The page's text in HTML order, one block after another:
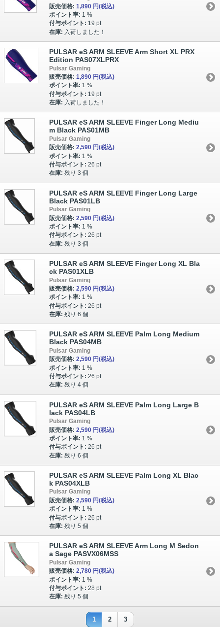
販売価格: 1,890 円(税込)
ポイント率: 1 %
付与ポイント: 19 pt
在庫: 入荷しました！
PULSAR eS ARM SLEEVE Arm Short XL PRX
Edition PAS07XLPRX
Pulsar Gaming
販売価格: 1,890 円(税込)
ポイント率: 1 %
付与ポイント: 19 pt
在庫: 入荷しました！
PULSAR eS ARM SLEEVE Finger Long Mediu
m Black PAS01MB
Pulsar Gaming
販売価格: 2,590 円(税込)
ポイント率: 1 %
付与ポイント: 26 pt
在庫: 残り 3 個
PULSAR eS ARM SLEEVE Finger Long Large
Black PAS01LB
Pulsar Gaming
販売価格: 2,590 円(税込)
ポイント率: 1 %
付与ポイント: 26 pt
在庫: 残り 3 個
PULSAR eS ARM SLEEVE Finger Long XL Bla
ck PAS01XLB
Pulsar Gaming
販売価格: 2,590 円(税込)
ポイント率: 1 %
付与ポイント: 26 pt
在庫: 残り 6 個
PULSAR eS ARM SLEEVE Palm Long Medium
Black PAS04MB
Pulsar Gaming
販売価格: 2,590 円(税込)
ポイント率: 1 %
付与ポイント: 26 pt
在庫: 残り 4 個
PULSAR eS ARM SLEEVE Palm Long Large B
lack PAS04LB
Pulsar Gaming
販売価格: 2,590 円(税込)
ポイント率: 1 %
付与ポイント: 26 pt
在庫: 残り 6 個
PULSAR eS ARM SLEEVE Palm Long XL Blac
k PAS04XLB
Pulsar Gaming
販売価格: 2,590 円(税込)
ポイント率: 1 %
付与ポイント: 26 pt
在庫: 残り 5 個
PULSAR eS ARM SLEEVE Arm Long M Sedon
a Sage PASVX06MSS
Pulsar Gaming
販売価格: 2,780 円(税込)
ポイント率: 1 %
付与ポイント: 28 pt
在庫: 残り 5 個
1 2 3